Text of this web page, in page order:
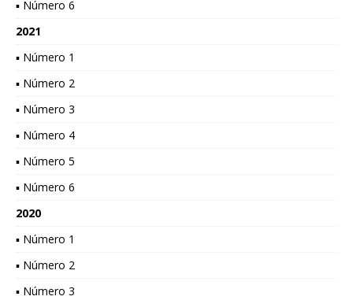
▪ Número 6
2021
▪ Número 1
▪ Número 2
▪ Número 3
▪ Número 4
▪ Número 5
▪ Número 6
2020
▪ Número 1
▪ Número 2
▪ Número 3